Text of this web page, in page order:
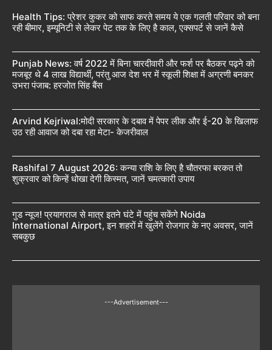
Health Tips: प्रेशर कुकर को साफ करते समय ये एक गलती परिवार को बना
रही बीमार, इम्यूनिटी से लेकर पेट तक के लिए है काल, एक्सपर्ट से जानें कैसे
Punjab News: वर्ष 2022 में बिना चारदीवारी और फर्श पर बैठकर पढ़ने को
मजबूर थे 4 लाख विद्यार्थी, परंतु आज देश भर में स्कूली शिक्षा में अग्रणी बनकर
उभरा पंजाब: हरजोत सिंह बैंस
Arvind Kejriwal:मोदी सरकार के दबाव में पेपर लीक और ई-20 के खिलाफ
उठ रही आवाज को दबा रहा मेटा- केजरीवाल
Rashifal 7 August 2026: कन्या राशि के लिए है चौतरफा बरकत तो
शुक्रवार को किन्हें धोखा देगी किस्मत, जानें चमत्कारी उपाय
गुड न्यूज! प्रयागराज से मात्र इतने घंटे में पहुंच सकेंगे Noida
International Airport, इन शहरों में खुलेंगे रोजगार के नए अवसर, जानें
सबकुछ
---Advertisement---